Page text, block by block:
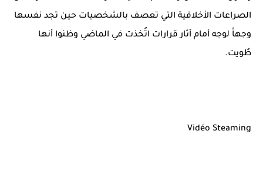
الصراعات الأخلاقية التي تعصف بالشخصيات حين تجد نفسها
وجهاً لوجه أمام آثار قرارات اتُخذت في الماضي وظنوا أنها
طُويت.
Vidéo Steaming